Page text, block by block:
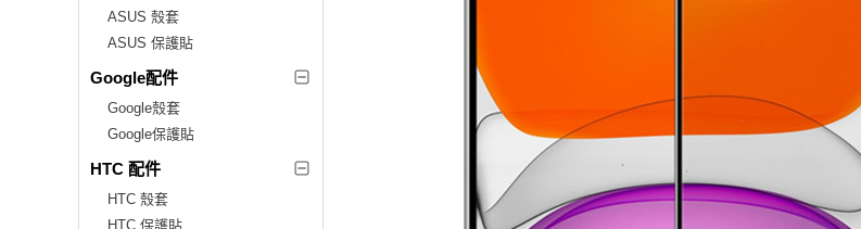
ASUS 殼套
ASUS 保護貼
Google配件
Google殼套
Google保護貼
HTC 配件
HTC 殼套
HTC 保護貼